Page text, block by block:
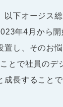
下オージス
年4月から
し、そのお
とで社員の
長すること